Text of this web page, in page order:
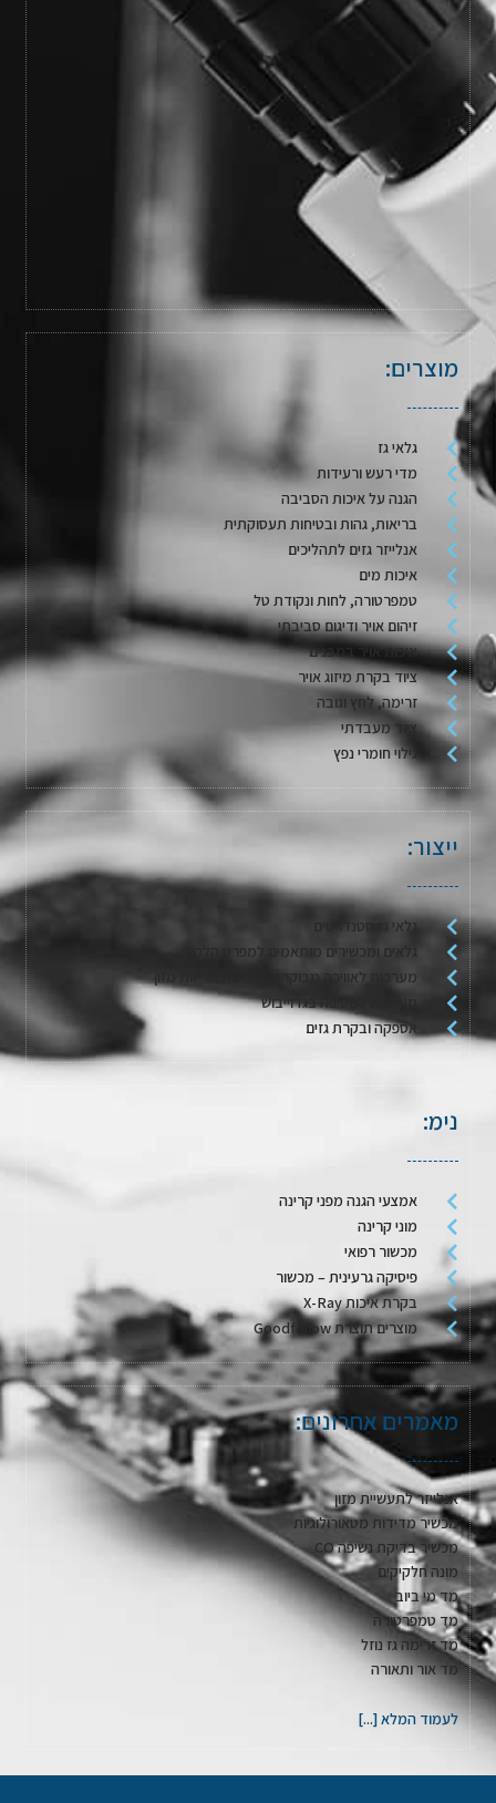
מוצרים:
גלאי גז
מדי רעש ורעידות
הגנה על איכות הסביבה
בריאות, גהות ובטיחות תעסוקתית
אנלייזר גזים לתהליכים
איכות מים
טמפרטורה, לחות ונקודת טל
זיהום אויר ודיגום סביבתי
איכות אויר במבנים
ציוד בקרת מיזוג אויר
זרימה, לחץ וגובה
ציוד מעבדתי
גילוי חומרי נפץ
ייצור:
גלאי גז סטנדרטים
גלאים ומכשירים מותאמים למפרט הלקוח
מערכות לאווירה מבוקרת / דגימת אריזות מזון
מערכות לשטיפה בגז וייבוש
אספקה ובקרת גזים
נימ:
אמצעי הגנה מפני קרינה
מוני קרינה
מכשור רפואי
פיסיקה גרעינית – מכשור
בקרת איכות X-Ray
מוצרים תוצרת Goodfellow
מאמרים אחרונים:
אנלייזר לתעשיית מזון
מכשיר מדידות מטאורולוגיות
מכשיר בדיקת נשיפה CO
מונה חלקיקים
מד מי ביוב
מד טמפרטורה
מד זרימה גז נוזל
מד אור ותאורה
לעמוד המלא [...]